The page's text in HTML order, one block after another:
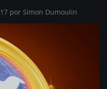
por Simon Dumoulin